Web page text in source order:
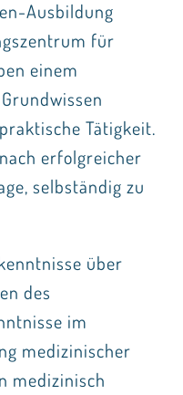
Aufzeichnungen
Kontakt
Warenkorb
Ausbildung
für
einem
Tätigkeit.
erfolgreicher
selbständig zu
über
des
im
medizinischer
medizinisch